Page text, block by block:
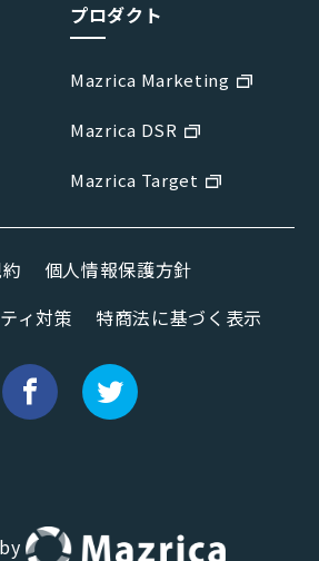
プロダクト
Mazrica Marketing
Mazrica DSR
Mazrica Target
個人情報保護方針
ィ対策
特商法に基づく表示